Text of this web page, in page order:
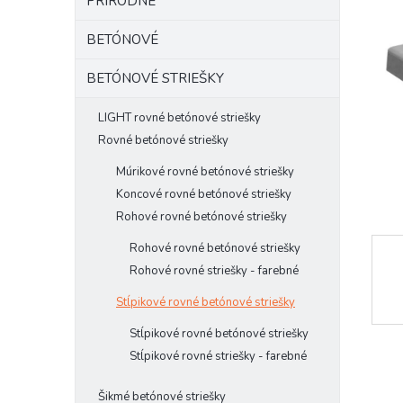
BETÓNOVÉ
BETÓNOVÉ STRIEŠKY
LIGHT rovné betónové striešky
Rovné betónové striešky
Múrikové rovné betónové striešky
Koncové rovné betónové striešky
Rohové rovné betónové striešky
Rohové rovné betónové striešky
Rohové rovné striešky - farebné
Stĺpikové rovné betónové striešky
Stĺpikové rovné betónové striešky
Stĺpikové rovné striešky - farebné
Šikmé betónové striešky